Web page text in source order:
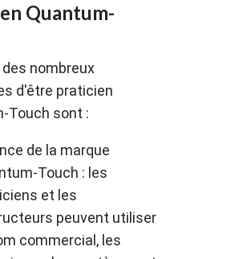
Quantum-
nombreux
d'être praticien
Touch sont :
de la marque
Touch : les
et les
peuvent utiliser
commercial, les